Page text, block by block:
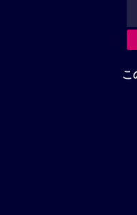
こ